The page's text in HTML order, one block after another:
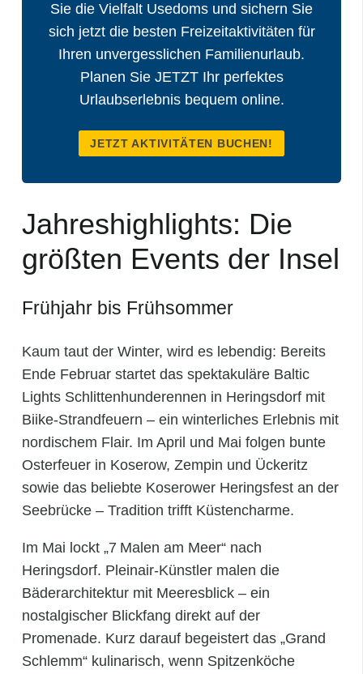
Sie die Vielfalt Usedoms und sichern Sie
sich jetzt die besten Freizeitaktivitäten für
Ihren unvergesslichen Familienurlaub.
Planen Sie JETZT Ihr perfektes
Urlaubserlebnis bequem online.
JETZT AKTIVITÄTEN BUCHEN!
Jahreshighlights: Die
größten Events der Insel
Frühjahr bis Frühsommer
Kaum taut der Winter, wird es lebendig: Bereits
Ende Februar startet das spektakuläre Baltic
Lights Schlittenhunderennen in Heringsdorf mit
Biike-Strandfeuern – ein winterliches Erlebnis mit
nordischem Flair. Im April und Mai folgen bunte
Osterfeuer in Koserow, Zempin und Ückeritz
sowie das beliebte Koserower Heringsfest an der
Seebrücke – Tradition trifft Küstencharme.
Im Mai lockt „7 Malen am Meer“ nach
Heringsdorf. Pleinair-Künstler malen die
Bäderarchitektur mit Meeresblick – ein
nostalgischer Blickfang direkt auf der
Promenade. Kurz darauf begeistert das „Grand
Schlemm“ kulinarisch, wenn Spitzenköche